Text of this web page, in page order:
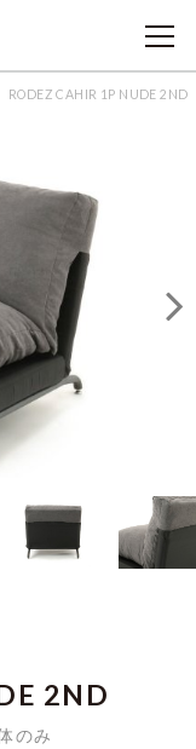
RODEZ CAHIR 1P NUDE 2ND
2ND
のみ